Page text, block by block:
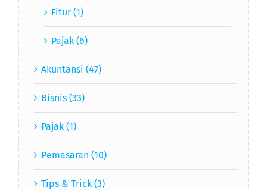
Fitur (1)
Pajak (6)
Akuntansi (47)
Bisnis (33)
Pajak (1)
Pemasaran (10)
Tips & Trick (3)